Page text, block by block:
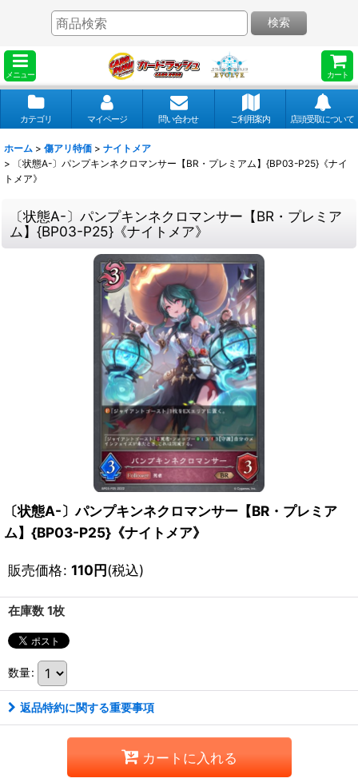
メニュー カート
検索
カテゴリ マイページ 問い合わせ ご利用案内 店頭受取について
ホーム > 傷アリ特価 > ナイトメア
>
〔状態A-〕パンプキンネクロマンサー【BR・プレミアム】{BP03-P25}《ナイ
トメア》
〔状態A-〕パンプキンネクロマンサー【BR・プレミア
ム】{BP03-P25}《ナイトメア》
〔状態A-〕パンプキンネクロマンサー【BR・プレミア
ム】{BP03-P25}《ナイトメア》
販売価格: 110円(税込)
在庫数 1枚
数量:
返品特約に関する重要事項
カートに入れる